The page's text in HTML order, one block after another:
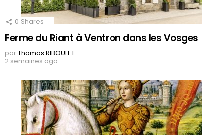
0 Shares
Ferme du Riant à Ventron dans les Vosges
parThomas RIBOULET
2 semaines ago